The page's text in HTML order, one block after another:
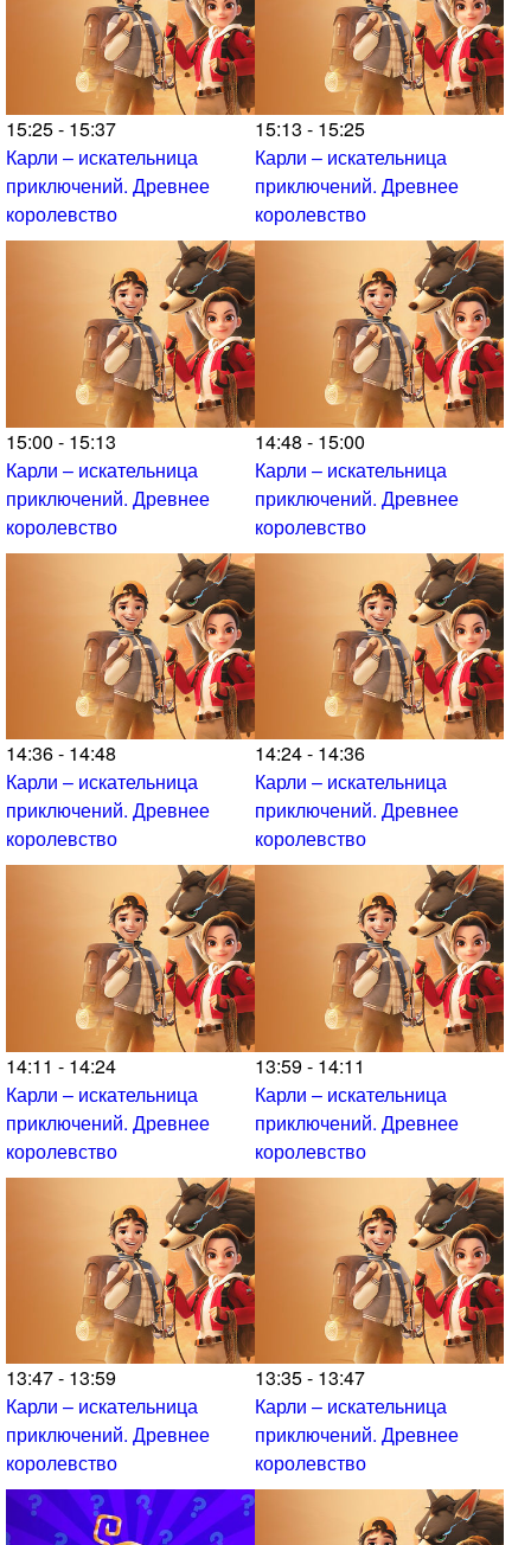
15:25 - 15:37
Карли – искательница
приключений. Древнее
королевство
15:13 - 15:25
Карли – искательница
приключений. Древнее
королевство
15:00 - 15:13
Карли – искательница
приключений. Древнее
королевство
14:48 - 15:00
Карли – искательница
приключений. Древнее
королевство
14:36 - 14:48
Карли – искательница
приключений. Древнее
королевство
14:24 - 14:36
Карли – искательница
приключений. Древнее
королевство
14:11 - 14:24
Карли – искательница
приключений. Древнее
королевство
13:59 - 14:11
Карли – искательница
приключений. Древнее
королевство
13:47 - 13:59
Карли – искательница
приключений. Древнее
королевство
13:35 - 13:47
Карли – искательница
приключений. Древнее
королевство